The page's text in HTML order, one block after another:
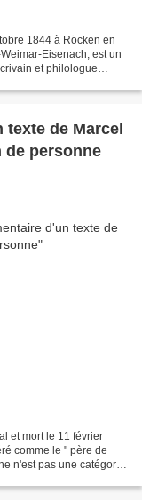
1844 à Röcken en
Eisenach, est un
et philologue
de Marcel
de personne
et mort le 11 février
comme le " père de
n'est pas une catégorie